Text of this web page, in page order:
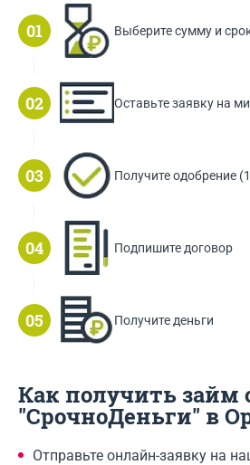
Выберите сумму и
Оставьте заявку на
Получите одобрение
Подпишите договор
Получите деньги
Как получить займ
"СрочноДеньги" в
Отправьте онлайн-заявку на